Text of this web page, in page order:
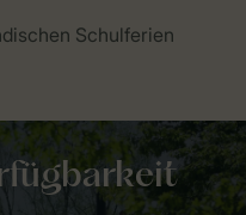
Schulferien